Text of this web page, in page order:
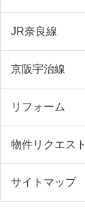
JR奈良線
京阪宇治線
リフォーム
物件リクエスト
サイトマップ